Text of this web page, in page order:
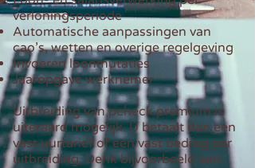
verloningsperiode
Automatische aanpassingen van
cao’s, wetten en overige regelgeving
Invoeren loonmutaties
Jaaropgave werknemer
Uitbreiding van pcheck.premium is
uiteraard mogelijk. U betaalt dan een
vast uurtarief of een vast bedrag per
uitbreiding. Denk bijvoorbeeld aan: